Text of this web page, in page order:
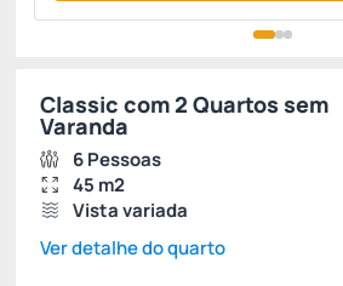
Classic com 2 Quartos sem
Varanda
6 Pessoas
45 m2
Vista variada
Ver detalhe do quarto